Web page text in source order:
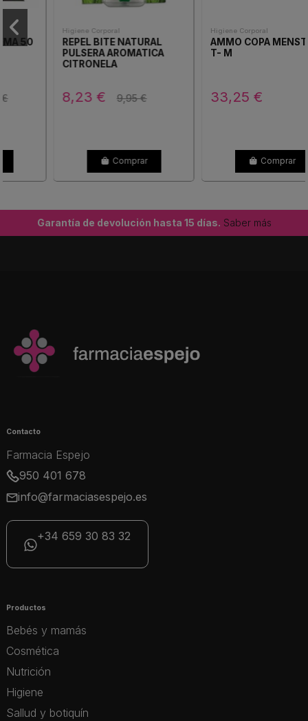
Higiene Corporal
REPEL BITE NATURAL
PULSERA AROMATICA
CITRONELA
8,23 € 9,95 €
Comprar
Higiene Corporal
AMMO COPA MENSTRUAL
33,25 €
Comprar
Garantía de devolución hasta 15 días. Saber más
Contacto
Farmacia Espejo
950 401 678
info@farmaciasespejo.es
+34 659 30 83 32
Productos
Bebés y mamás
Cosmética
Nutrición
Higiene
Sallud y botiquín